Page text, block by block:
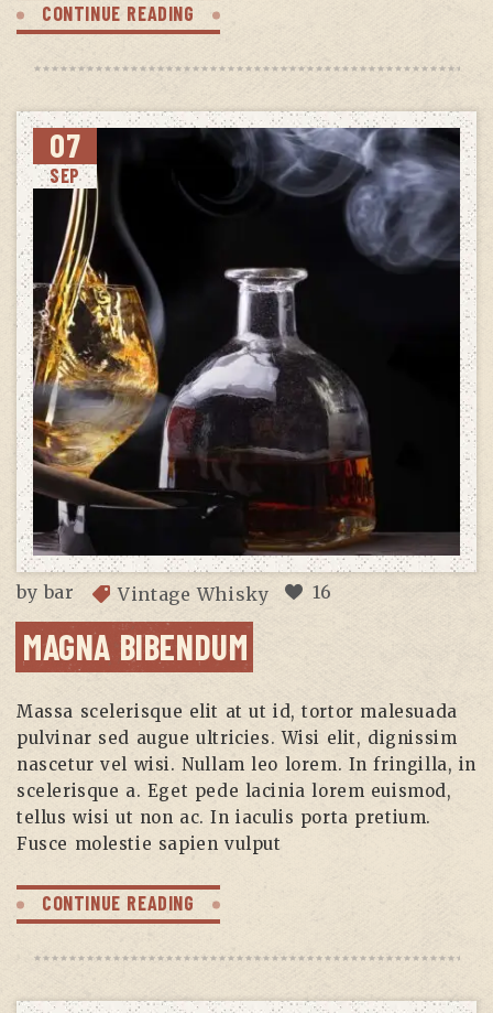
CONTINUE READING
07
SEP
bybar Vintage Whisky 16
MAGNA BIBENDUM
Massa scelerisque elit at ut id, tortor malesuada
pulvinar sed augue ultricies. Wisi elit, dignissim
nascetur vel wisi. Nullam leo lorem. In fringilla, in
scelerisque a. Eget pede lacinia lorem euismod,
tellus wisi ut non ac. In iaculis porta pretium.
Fusce molestie sapien vulput
CONTINUE READING